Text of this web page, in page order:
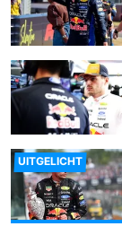
UITGELICHT